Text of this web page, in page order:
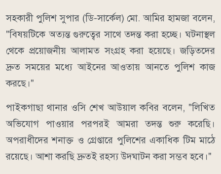
সহকারী পুলিশ সুপার (ডি-সার্কেল) মো. আমির হামজা বলেন,
"বিষয়টিকে অত্যন্ত গুরুত্বের সাথে তদন্ত করা হচ্ছে। ঘটনাস্থল
থেকে প্রয়োজনীয় আলামত সংগ্রহ করা হয়েছে। জড়িতদের
দ্রুত সময়ের মধ্যে আইনের আওতায় আনতে পুলিশ কাজ
করছে।"
পাইকগাছা থানার ওসি শেখ আউয়াল কবির বলেন, "লিখিত
অভিযোগ পাওয়ার পরপরই আমরা তদন্ত শুরু করেছি।
অপরাধীদের শনাক্ত ও গ্রেপ্তারে পুলিশের একাধিক টিম মাঠে
রয়েছে। আশা করছি দ্রুতই রহস্য উদ্ঘাটন করা সম্ভব হবে।"